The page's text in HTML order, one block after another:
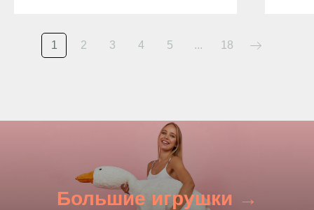
1 2 3 4 5 ... 18
Большие игрушки →